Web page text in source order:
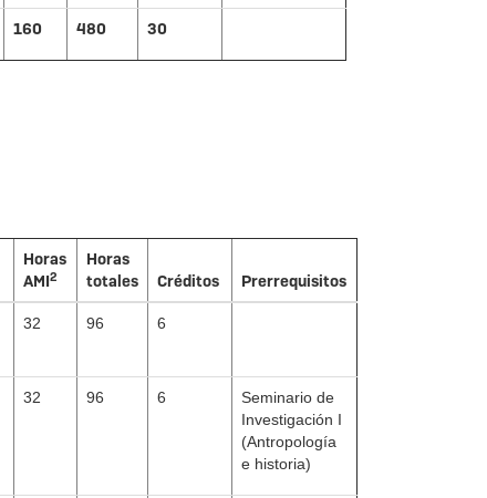
160 480 30
Horas
AMI2
Horas
totales
Créditos Prerrequisitos
32 96 6
32 96 6
Seminario de
Investigación I
(Antropología
e historia)